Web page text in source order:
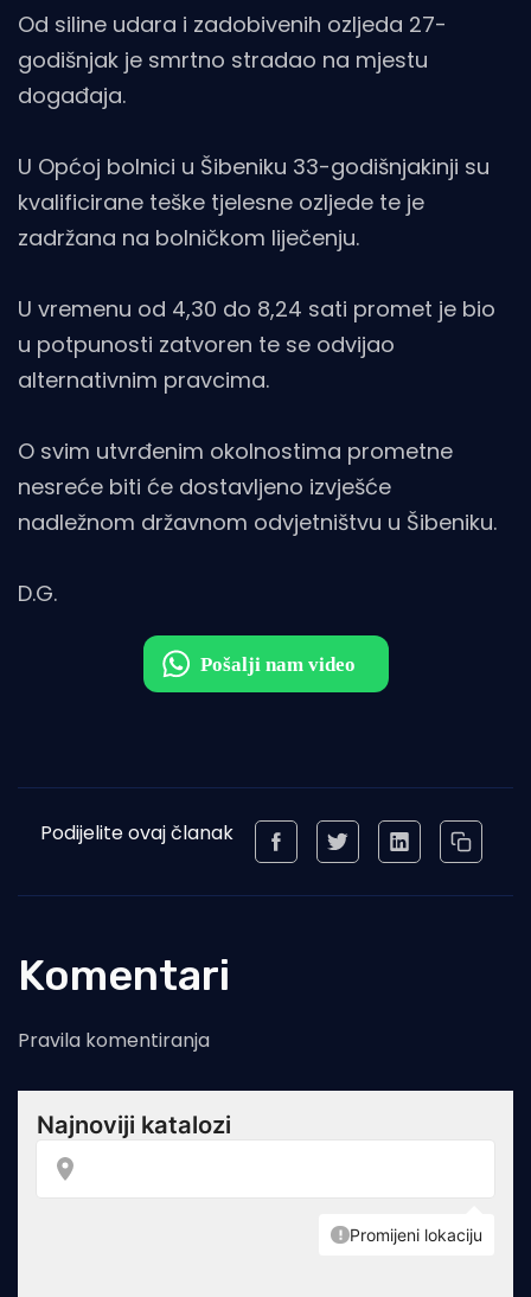
Od siline udara i zadobivenih ozljeda 27-
godišnjak je smrtno stradao na mjestu
događaja.
U Općoj bolnici u Šibeniku 33-godišnjakinji su
kvalificirane teške tjelesne ozljede te je
zadržana na bolničkom liječenju.
U vremenu od 4,30 do 8,24 sati promet je bio
u potpunosti zatvoren te se odvijao
alternativnim pravcima.
O svim utvrđenim okolnostima prometne
nesreće biti će dostavljeno izvješće
nadležnom državnom odvjetništvu u Šibeniku.
D.G.
Podijelite ovaj članak
Komentari
Pravila komentiranja